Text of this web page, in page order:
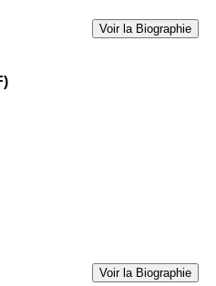
Voir la Biographie
Voir la Biographie